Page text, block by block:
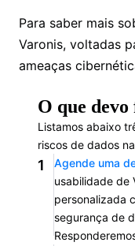
Para saber mais
Varonis, voltadas
ameaças
O que
Listamos abaixo
riscos de dados
1 Agende uma
usabilidade de
personalizada
segurança de